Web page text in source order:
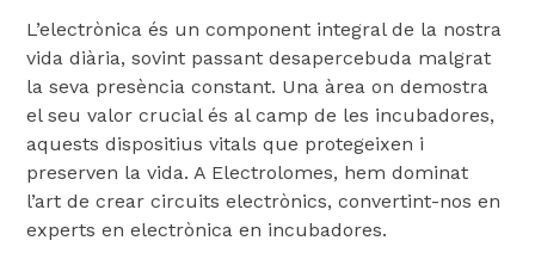
L’electrònica és un component integral de la nostra
vida diària, sovint passant desapercebuda malgrat
la seva presència constant. Una àrea on demostra
el seu valor crucial és al camp de les incubadores,
aquests dispositius vitals que protegeixen i
preserven la vida. A Electrolomes, hem dominat
l’art de crear circuits electrònics, convertint-nos en
experts en electrònica en incubadores.